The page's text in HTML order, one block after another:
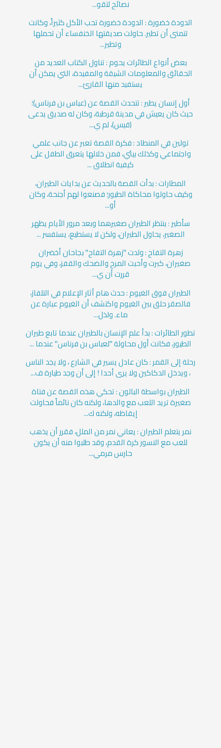
نصائح لتقو...
الدودة خضورة : الدودة خضورة تحب الأكل كثيراً، وكانت
تتمنى أن تطير. حاولت صديقتها الخنفساء أن تحملها
وتطير...
بعض أنواع الطائرات يحوم : تناول الكتاب العديد من
الحقائق والمعلومات الشيقة والمفيدة، التي يمكن أن
يستفيد منها القارئ...
أول إنسان يطير : تتحدث القصة عن (عباس بن فرناس)؛
حيث كان يعيش في مدينة قرطبة، وكان له صديق يدعى
(قيس)، لم ي...
تولين في المنطاد : فكرة القصة تعبر عن جانب علمي
واجتماعي وكذلك بيئي، فمن خلالها يتعرق الطفل على
كيفية انطلاق ...
المطارات : بدأت القصة بالحديث عن بدايات الطيران،
وكيف حاولوا محاكاة الطيور؛ فصنعوا لهم أجنحة، وكان
أو...
سأطير : ينتظر الطيران صغيرهما وبعد مرور الأيام يظهر
الصغير، يحاول الطيران، ولكن لا يستطيع، يستفسر ...
زهرة التفاح : ولدت "زهرة التفاح" بجاحان أخضران
صغيران، كبرت وأحبت المرح والضحك والقفز، وفي يوم
قررت أن ي...
الطيران فوق الغيوم : حدث هام أثار الإعلام في التلفاز،
فالصقر حلق بين الغيوم واكتشف أن الغيوم عبارة عن
ماء. ولذل...
تطور الطائرات : بدأ علم الإنسان بالطيران عندما تابع طيران
الطيور، فكانت أول محاولة "لعباس بن فرناس" عندما ...
رحلة إلى القمر : كان عادل يسير في الشارع ، ولا يجد الناس
، ويدخل الدكاكين ولا يرى أحدا ! إلى أن وجد طيارة ف...
الطيران بواسطة البالون : تحكي هذه القصة عن فتاة
صغيرة تريد اللعب مع والدها، ولكنه كان نائماً فحاولت
إيقاظه، ولكنه ك...
نمر يتعلم الطيران : يعاني نمر من الملل، فقرر أن يذهب
للعب مع النسور كرة القدم، وقد طلبوا منه أن يكون
حارس مرمي...